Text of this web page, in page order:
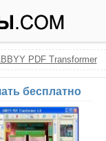
PDF Transformer
бесплатно